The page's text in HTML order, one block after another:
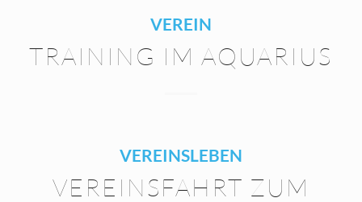
VEREIN
TRAINING IM AQUARIUS
VEREINSLEBEN
VEREINSFAHRT ZUM